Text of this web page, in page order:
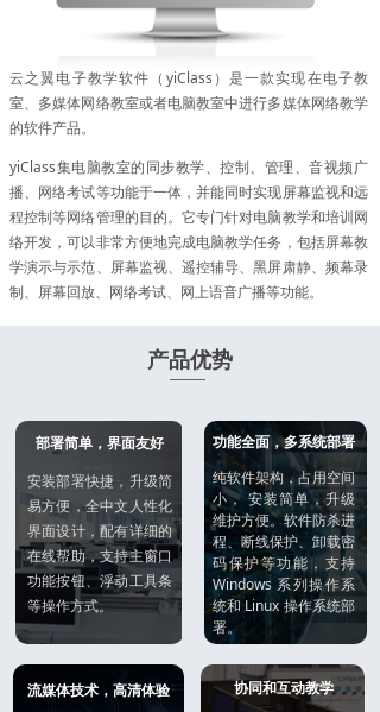
产品优势
功能全面，多系统部署
纯软件架构，占用空间
小， 安装简单，升级
维护方便。软件防杀进
程、断线保护、卸载密
码保护等功能，支持
Windows 系列操作系
统和 Linux 操作系统部
署。
协同和互动教学
流媒体技术，高清体验
部署简单，界面友好
安装部署快捷，升级简
易方便，全中文人性化
界面设计，配有详细的
在线帮助，支持主窗口
功能按钮、浮动工具条
等操作方式。
云之翼电子教学软件（yiClass）是一款实现在电子教
室、多媒体网络教室或者电脑教室中进行多媒体网络教学
的软件产品。
yiClass集电脑教室的同步教学、控制、管理、音视频广
播、网络考试等功能于一体，并能同时实现屏幕监视和远
程控制等网络管理的目的。它专门针对电脑教学和培训网
络开发，可以非常方便地完成电脑教学任务，包括屏幕教
学演示与示范、屏幕监视、遥控辅导、黑屏肃静、频幕录
制、屏幕回放、网络考试、网上语音广播等功能。